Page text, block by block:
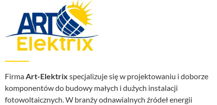
FirmaArt-Elektrix specjalizuje się w projektowaniu i doborze
komponentów do budowy małych i dużych instalacji
fotowoltaicznych. W branży odnawialnych źródeł energii